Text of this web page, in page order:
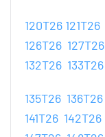
120T26 121T26
126T26 127T26
132T26 133T26
135T26 136T26
141T26 142T26